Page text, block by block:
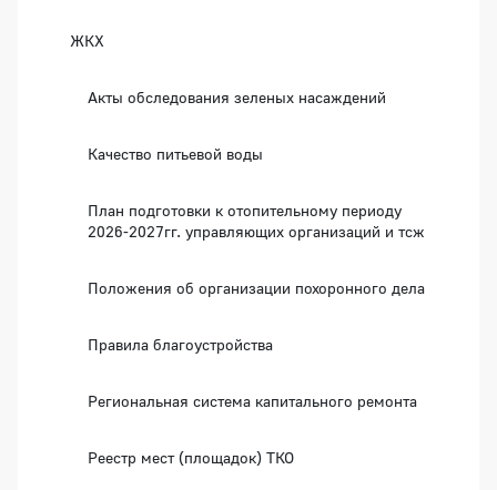
ЖКХ
Акты обследования зеленых насаждений
Качество питьевой воды
План подготовки к отопительному периоду
2026-2027гг. управляющих организаций и тсж
Положения об организации похоронного дела
Правила благоустройства
Региональная система капитального ремонта
Реестр мест (площадок) ТКО